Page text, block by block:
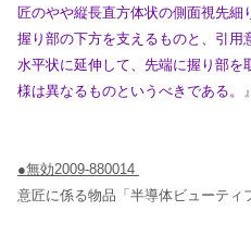
匠のやや縦長直方体状の側面視先細
握り部の下方を支えるものと、引用
水平状に延伸して、先端に握り部
様は異なるものというべきである。
』
●無効2009-880014
意匠に係る物品「半導体ビューティ